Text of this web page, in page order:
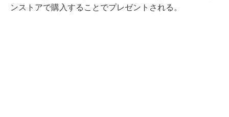
ンストアで購入することでプレゼントされる。